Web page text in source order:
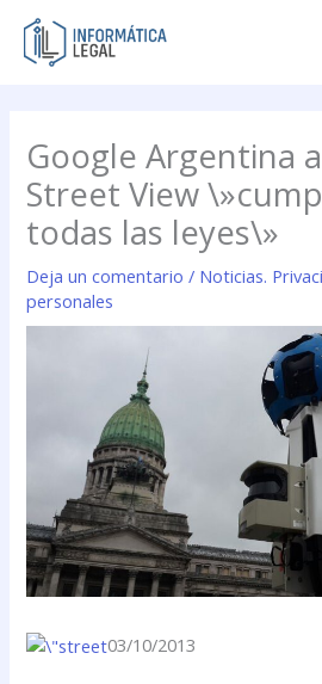
contenido
Google Argentina
Street View
todas las leyes\»
Deja un comentario / Noticias.
personales
03/10/2013